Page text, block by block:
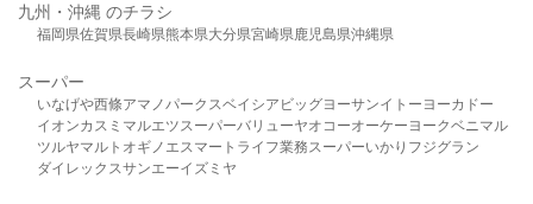
九州・沖縄 のチラシ
福岡県佐賀県長崎県熊本県大分県宮崎県鹿児島県沖縄県
スーパー
いなげや西條アマノパークスベイシア ビッグヨーサンイトーヨーカドー
イオンカスミ マルエツスーパーバリューヤオコーオーケー ヨークベニマル
ツルヤマルト オギノ エスマート ライフ業務スーパーいかり フジグラン
ダイレックスサンエーイズミヤ